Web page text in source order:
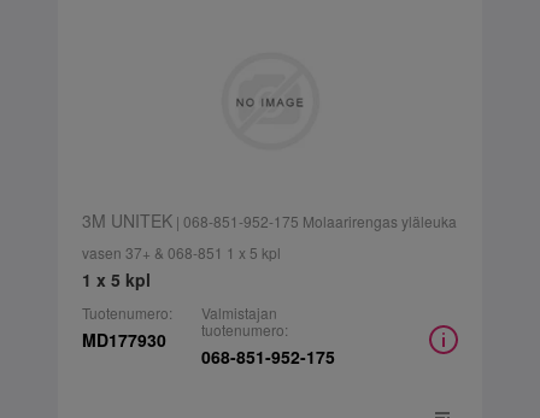
3M UNITEK| 068-851-952-175 Molaarirengas yläleuka
vasen 37+ & 068-851 1 x 5 kpl
1 x 5 kpl
Tuotenumero:
MD177930
Valmistajan
tuotenumero:
068-851-952-175